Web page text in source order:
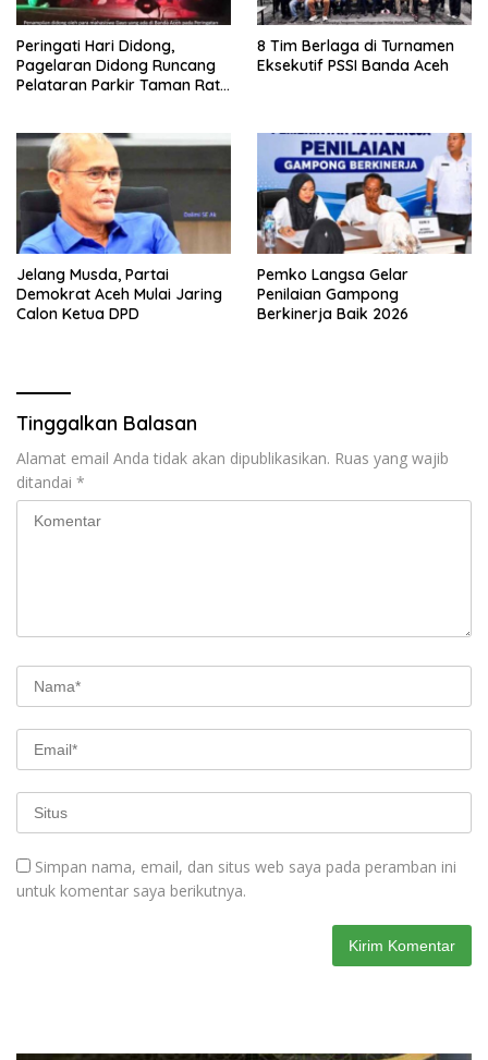
Peringati Hari Didong,
Pagelaran Didong Runcang
Pelataran Parkir Taman Ratu
8 Tim Berlaga di Turnamen
Eksekutif PSSI Banda Aceh
Jelang Musda, Partai
Demokrat Aceh Mulai Jaring
Calon Ketua DPD
Pemko Langsa Gelar
Penilaian Gampong
Berkinerja Baik 2026
Tinggalkan Balasan
Alamat email Anda tidak akan dipublikasikan. Ruas yang wajib
ditandai *
Simpan nama, email, dan situs web saya pada peramban ini
untuk komentar saya berikutnya.